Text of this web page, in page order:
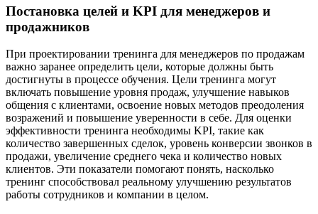
Постановка целей и KPI для менеджеров и
продажников
При проектировании тренинга для менеджеров по продажам
важно заранее определить цели, которые должны быть
достигнуты в процессе обучения. Цели тренинга могут
включать повышение уровня продаж, улучшение навыков
общения с клиентами, освоение новых методов преодоления
возражений и повышение уверенности в себе. Для оценки
эффективности тренинга необходимы KPI, такие как
количество завершенных сделок, уровень конверсии звонков в
продажи, увеличение среднего чека и количество новых
клиентов. Эти показатели помогают понять, насколько
тренинг способствовал реальному улучшению результатов
работы сотрудников и компании в целом.